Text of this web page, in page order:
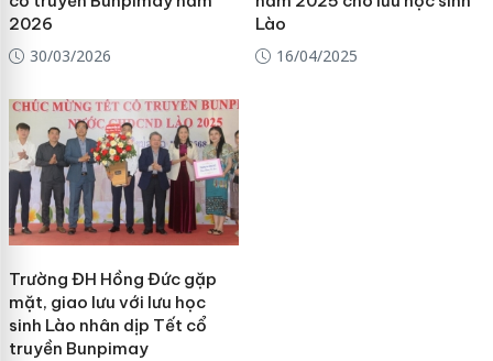
2026
30/03/2026
Lào
16/04/2025
Trường ĐH Hồng Đức gặp
mặt, giao lưu với lưu học
sinh Lào nhân dịp Tết cổ
truyền Bunpimay